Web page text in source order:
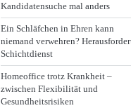
Kandidatensuche mal anders
Ein Schläfchen in Ehren kann
niemand verwehren?
Schichtdienst
Homeoffice trotz Krankheit –
zwischen Flexibilität und
Gesundheitsrisiken